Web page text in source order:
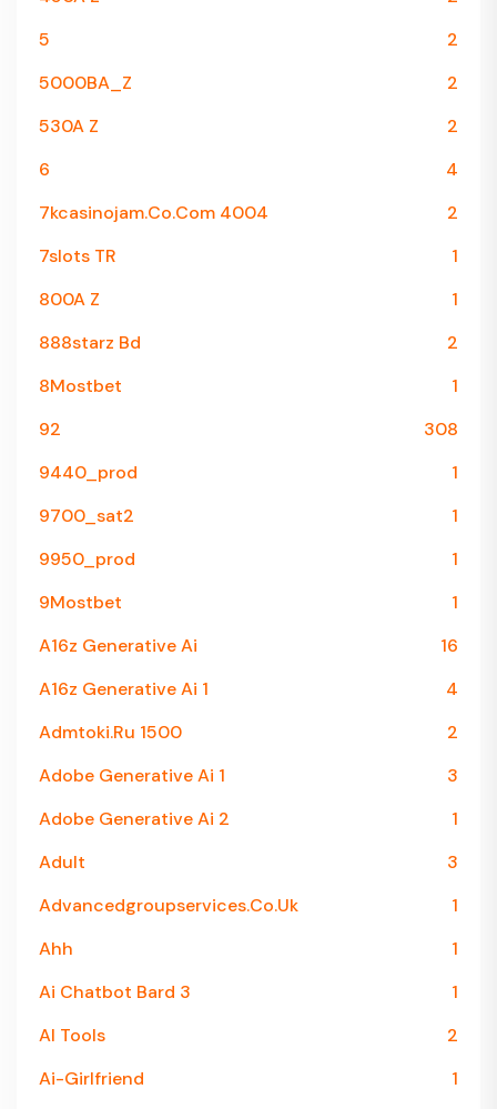
5
2
5000BA_Z
2
530A Z
2
6
4
7kcasinojam.co.com 4004
2
7slots TR
1
800A Z
1
888starz Bd
2
8Mostbet
1
92
308
9440_prod
1
9700_sat2
1
9950_prod
1
9Mostbet
1
A16z Generative Ai
16
A16z Generative Ai 1
4
Admtoki.ru 1500
2
Adobe Generative Ai 1
3
Adobe Generative Ai 2
1
Adult
3
Advancedgroupservices.co.uk
1
Ahh
1
Ai Chatbot Bard 3
1
AI Tools
2
Ai-Girlfriend
1